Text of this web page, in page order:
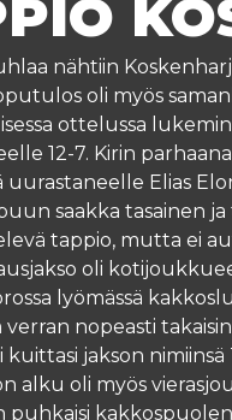
nähtiin
oli myös
ottelussa
12-7. Kirin
Elias
saakka tasainen
tappio, mutta ei
oli
lyömässä
verran nopeasti
kuittasi jakson
alku oli myös
puhkaisi